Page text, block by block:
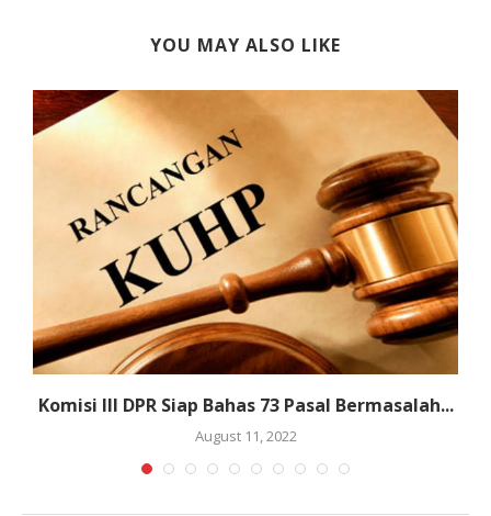
YOU MAY ALSO LIKE
Komisi III DPR Siap Bahas 73 Pasal Bermasalah...
August 11, 2022